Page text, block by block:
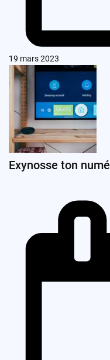
19 mars 2023
Exynosse ton